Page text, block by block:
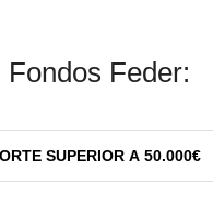
Feder:
SUPERIOR A 50.000€